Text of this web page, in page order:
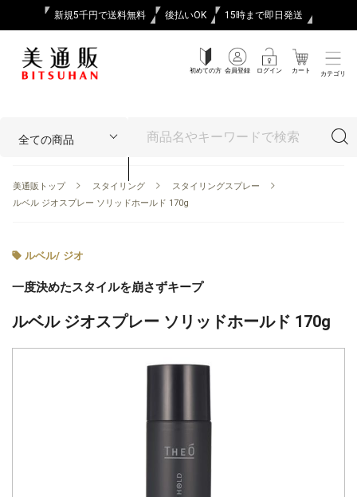
新規5千円で送料無料 後払いOK 15時まで即日発送
初めての方 会員登録 ログイン カート カテゴリ
美通販トップ スタイリング
スタイリングスプレー
ルベル ジオスプレー ソリッドホールド 170g
ルベル/ ジオ
一度決めたスタイルを崩さずキープ
ルベル ジオスプレー ソリッドホールド 170g